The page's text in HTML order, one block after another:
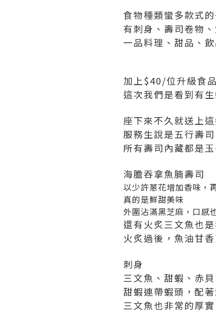
食物種類蠻多款式的
有刺身、壽司卷物
一品料理、甜品、
加上$40/位升級食品
這次我們是看到有
座下來不久就送上
服務生說是五行壽司
所有壽司內藏都是
海膽吞拿魚腩壽司
以少許蔥花增加香味，
真的是鮮甜美味
外圍沾滿黑芝麻，口感
還有火炙三文魚也
火炙過後，魚油甘
刺身
三文魚、甜蝦、赤
甜蝦連帶蝦頭，配
三文魚也非常的厚